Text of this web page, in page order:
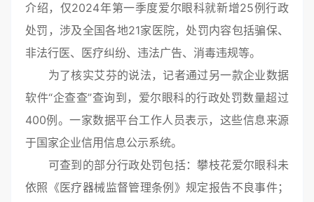
介绍，仅2024年第一季度爱尔眼科就新增25例行政
处罚，涉及全国各地21家医院，处罚内容包括骗保、
非法行医、医疗纠纷、违法广告、消毒违规等。
为了核实艾芬的说法，记者通过另一款企业数据
软件“企查查”查询到，爱尔眼科的行政处罚数量超过
400例。一家数据平台工作人员表示，这些信息来源
于国家企业信用信息公示系统。
可查到的部分行政处罚包括：攀枝花爱尔眼科未
依照《医疗器械监督管理条例》规定报告不良事件；